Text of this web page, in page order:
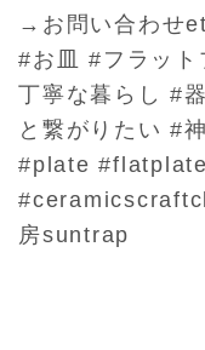
→お問い合わせ
#お皿 #フラッ
丁寧な暮らし #
と繋がりたい #
#plate
房suntrap